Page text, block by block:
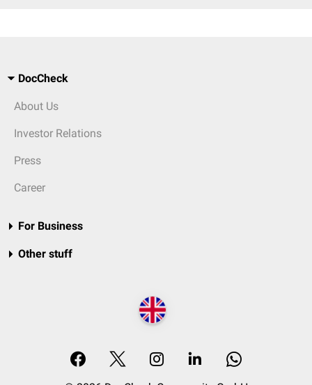
DocCheck
About Us
Investor Relations
Press
Career
For Business
Other stuff